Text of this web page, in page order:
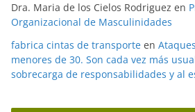
Dra. Maria de los Cielos Rodriguez en
Organizacional de Masculinidades
fabrica cintas de transporte en
menores de 30. Son cada vez más
sobrecarga de responsabilidades y al